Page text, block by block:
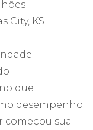
City, KS
que
desempenho
começou sua